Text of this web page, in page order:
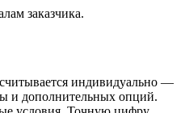
заказчика.
индивидуально —
и дополнительных опций.